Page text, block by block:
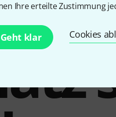
Ihre erteilte Zustimmung
Geht klar Cookies